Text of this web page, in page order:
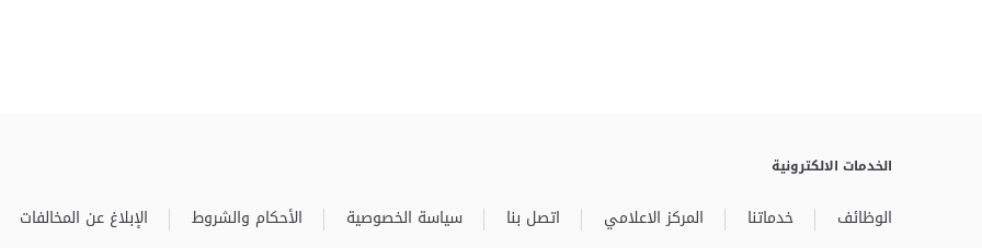
الخدمات الالكترونية
الوظائف خدماتنا المركز الاعلامي اتصل بنا سياسة الخصوصية الأحكام والشروط الإبلاغ عن المخالفات